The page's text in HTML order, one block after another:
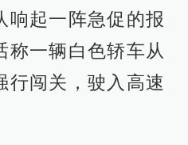
响起一阵急促的报
称一辆白色轿车从
行闯关，驶入高速